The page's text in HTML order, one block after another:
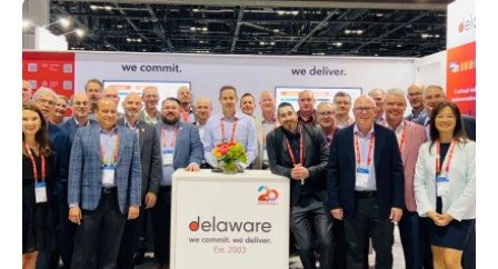
Philippines
Singapore
en
Switzerland
en
UK & Ireland
en
USA & Canada